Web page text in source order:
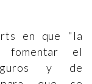
en que "la
fomentar el
y de